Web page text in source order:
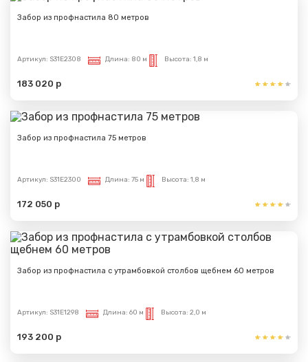
Забор из профнастила 80 метров
Артикул: S31E2308 Длина: 80 м Высота: 1,8 м
183 020 р
Забор из профнастила 75 метров
Артикул: S31E2300 Длина: 75 м Высота: 1,8 м
172 050 р
Забор из профнастила с утрамбовкой столбов щебнем 60 метров
Артикул: S31E1298 Длина: 60 м Высота: 2,0 м
193 200 р